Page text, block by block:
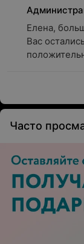
Елена,
Вас
Часто